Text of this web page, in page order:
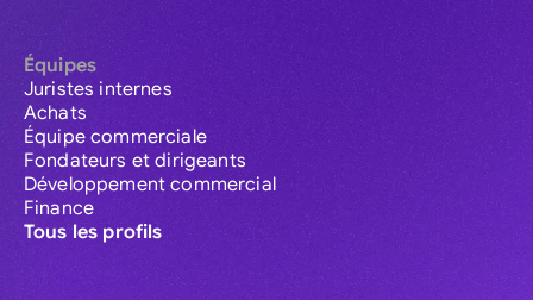
Équipes
Juristes internes
Achats
Équipe commerciale
Fondateurs et dirigeants
Développement commercial
Finance
Tous les profils